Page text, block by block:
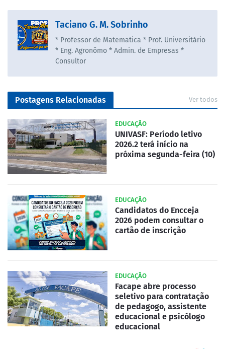
Taciano G. M. Sobrinho
* Professor de Matematica * Prof. Universitário
* Eng. Agronômo * Admin. de Empresas *
Consultor
Postagens Relacionadas Ver todos
EDUCAÇÃO
UNIVASF: Período letivo
2026.2 terá início na
próxima segunda-feira (10)
EDUCAÇÃO
Candidatos do Encceja
2026 podem consultar o
cartão de inscrição
EDUCAÇÃO
Facape abre processo
seletivo para contratação
de pedagogo, assistente
educacional e psicólogo
educacional